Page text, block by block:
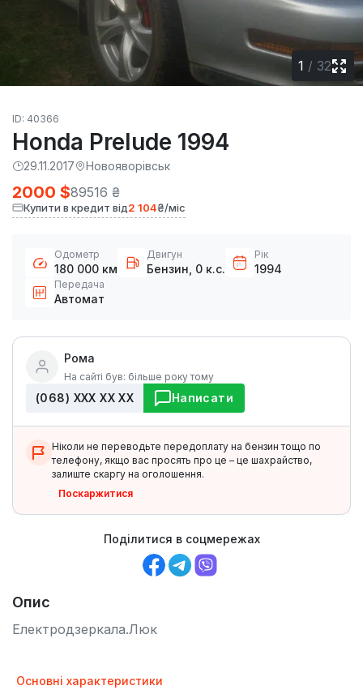
1 / 32
ID: 40366
Honda Prelude 1994
29.11.2017 Новояворівськ
2000 $89516 ₴
Купити в кредит від2 104₴/міс
Одометр
180 000 км
Двигун
Бензин, 0 к.с.
Рік
1994
Передача
Автомат
Рома
На сайті був: більше року тому
(068) ХХХ ХХ ХХ Написати
Ніколи не переводьте передоплату на бензин тощо по
телефону, якщо вас просять про це – це шахрайство,
залиште скаргу на оголошення.
Поскаржитися
Поділитися в соцмережах
Опис
Електродзеркала.Люк
Основні характеристики